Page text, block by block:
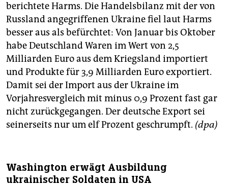
berichtete Harms. Die Handelsbilanz mit der von
Russland angegriffenen Ukraine fiel laut Harms
besser aus als befürchtet: Von Januar bis Oktober
habe Deutschland Waren im Wert von 2,5
Milliarden Euro aus dem Kriegsland importiert
und Produkte für 3,9 Milliarden Euro exportiert.
Damit sei der Import aus der Ukraine im
Vorjahresvergleich mit minus 0,9 Prozent fast gar
nicht zurückgegangen. Der deutsche Export sei
seinerseits nur um elf Prozent geschrumpft. (dpa)
Washington erwägt Ausbildung
ukrainischer Soldaten in USA